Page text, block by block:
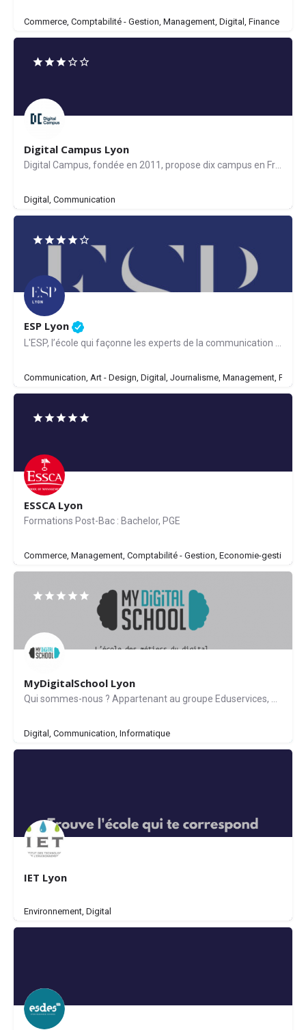
Commerce, Comptabilité - Gestion, Management, Digital, Finance
Digital Campus Lyon
Digital, Communication
ESP Lyon
Communication, Art - Design, Digital, Journalisme, Management,
ESSCA Lyon
Formations Post-Bac : Bachelor, PGE
Commerce, Management, Comptabilité - Gestion, Economie-gestion,
MyDigitalSchool Lyon
Digital, Communication, Informatique
IET Lyon
Environnement, Digital